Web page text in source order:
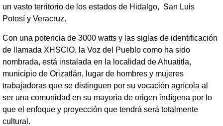
un vasto territorio de los estados de Hidalgo, San Luis
Potosí y Veracruz.
Con una potencia de 3000 watts y las siglas de identificación
de llamada XHSCIO, la Voz del Pueblo como ha sido
nombrada, está instalada en la localidad de Ahuatitla,
municipio de Orizatlán, lugar de hombres y mujeres
trabajadoras que se distinguen por su vocación agrícola al
ser una comunidad en su mayoría de origen indígena por lo
que el enfoque y proyección que tendrá será totalmente
cultural.